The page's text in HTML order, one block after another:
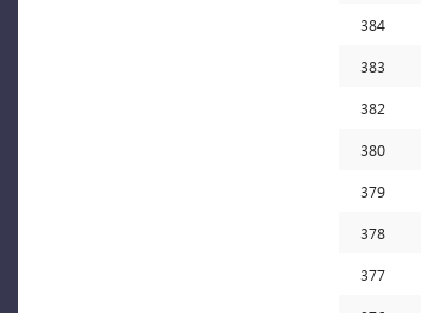
384
383
382
380
379
378
377